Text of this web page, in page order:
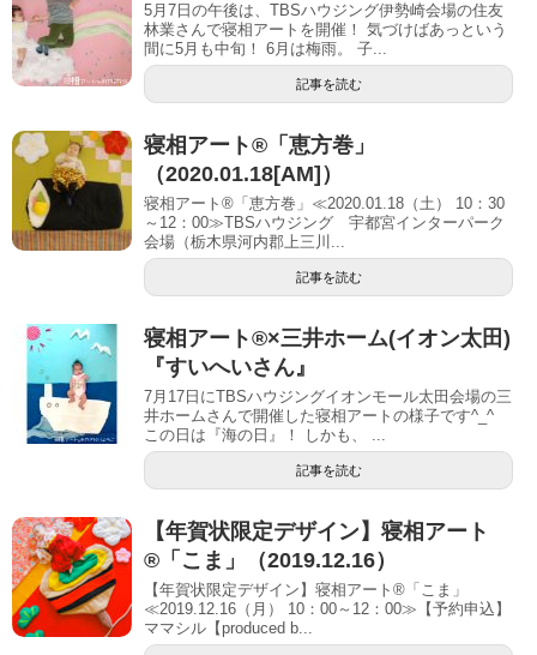
5月7日の午後は、TBSハウジング伊勢崎会場の住友
林業さんで寝相アートを開催！ 気づけばあっという
間に5月も中旬！ 6月は梅雨。 子...
記事を読む
寝相アート®「恵方巻」
（2020.01.18[AM]）
寝相アート®「恵方巻」≪2020.01.18（土） 10：30
～12：00≫TBSハウジング 宇都宮インターパーク
会場（栃木県河内郡上三川...
記事を読む
寝相アート®︎×三井ホーム(イオン太田)
『すいへいさん』
7月17日にTBSハウジングイオンモール太田会場の三
井ホームさんで開催した寝相アートの様子です^_^
この日は『海の日』！ しかも、 ...
記事を読む
【年賀状限定デザイン】寝相アート
®「こま」（2019.12.16）
【年賀状限定デザイン】寝相アート®「こま」
≪2019.12.16（月） 10：00～12：00≫【予約申込】
ママシル【produced b...